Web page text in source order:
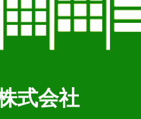
式会社